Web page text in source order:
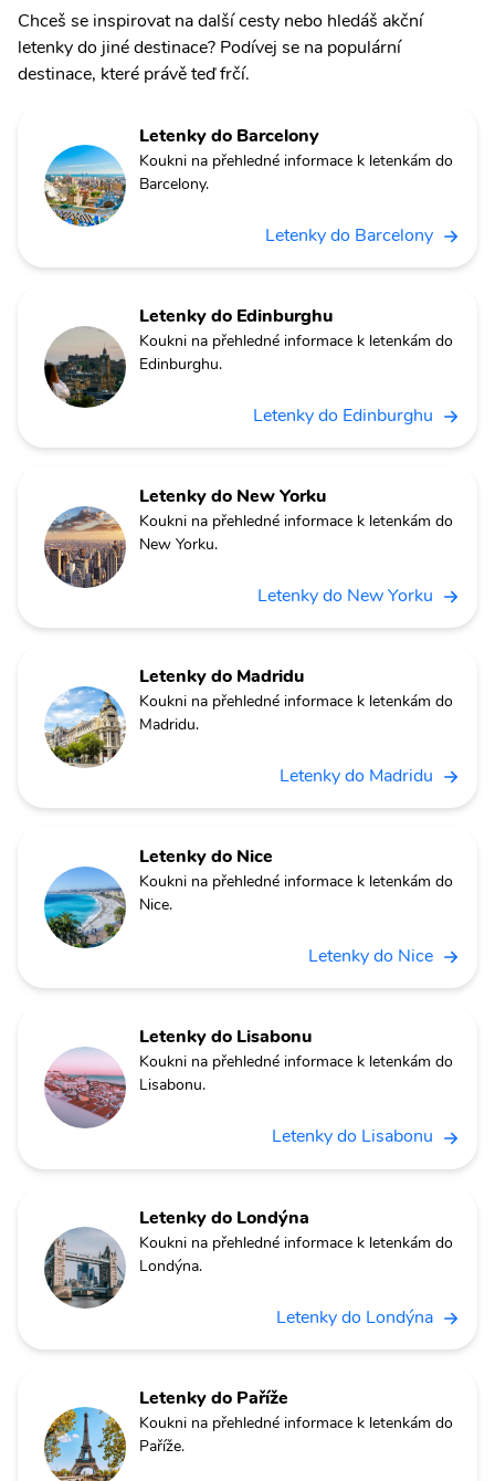
Chceš se inspirovat na další cesty nebo hledáš akční
letenky do jiné destinace? Podívej se na populární
destinace, které právě teď frčí.
Letenky do Barcelony
Koukni na přehledné informace k letenkám do
Barcelony.
Letenky do Barcelony
Letenky do Edinburghu
Koukni na přehledné informace k letenkám do
Edinburghu.
Letenky do Edinburghu
Letenky do New Yorku
Koukni na přehledné informace k letenkám do
New Yorku.
Letenky do New Yorku
Letenky do Madridu
Koukni na přehledné informace k letenkám do
Madridu.
Letenky do Madridu
Letenky do Nice
Koukni na přehledné informace k letenkám do
Nice.
Letenky do Nice
Letenky do Lisabonu
Koukni na přehledné informace k letenkám do
Lisabonu.
Letenky do Lisabonu
Letenky do Londýna
Koukni na přehledné informace k letenkám do
Londýna.
Letenky do Londýna
Letenky do Paříže
Koukni na přehledné informace k letenkám do
Paříže.